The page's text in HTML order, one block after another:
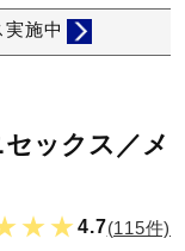
施中
ックス／メ
4.7(115件)